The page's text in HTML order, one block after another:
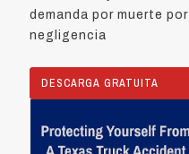
demanda por muerte por
negligencia
DESCARGA GRATUITA